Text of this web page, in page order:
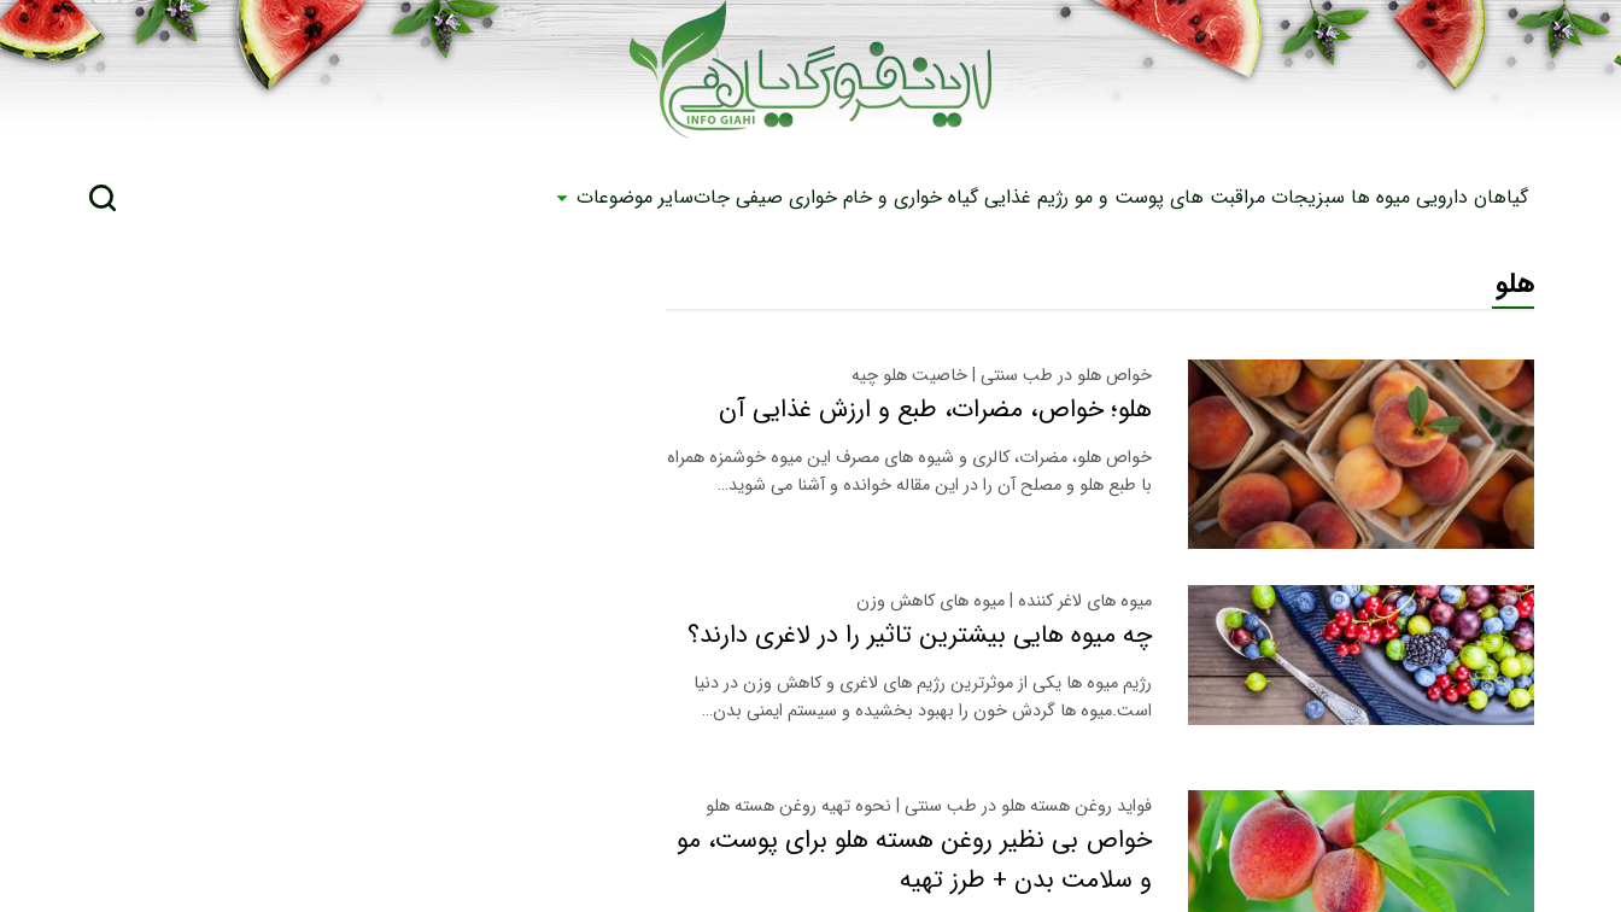
گیاهان دارویی میوه ها سبزیجات مراقبت های پوست و مو رژیم غذاییگیاه خواری و خام خواری صیفی جاتسایر موضوعات
هلو
خواص هلو در طب سنتی | خاصیت هلو چیه
هلو؛ خواص، مضرات، طبع و ارزش غذایی آن
خواص هلو، مضرات، کالری و شیوه های مصرف این میوه خوشمزه همراه
با طبع هلو و مصلح آن را در این مقاله خوانده و آشنا می شوید…
میوه های لاغر کننده | میوه های کاهش وزن
چه میوه هایی بیشترین تاثیر را در لاغری دارند؟
رژیم میوه ها یکی از موثرترین رژیم های لاغری و کاهش وزن در دنیا
است.میوه ها گردش خون را بهبود بخشیده و سیستم ایمنی بدن…
فواید روغن هسته هلو در طب سنتی | نحوه تهیه روغن هسته هلو
خواص بی نظیر روغن هسته هلو برای پوست، مو
و سلامت بدن + طرز تهیه